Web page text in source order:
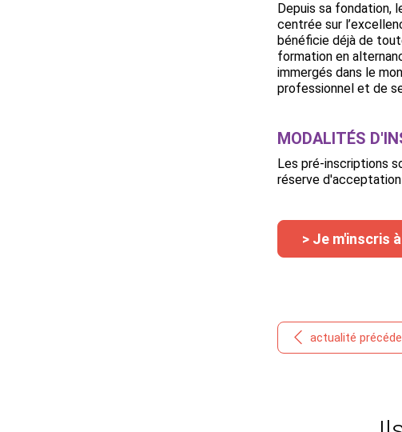
Depuis sa fondation,
centrée sur
bénéficie déjà de
formation en
immergés dans le
professionnel et de
MODALITÉS
Les pré-inscriptions
réserve
> Je m'inscris
actualité